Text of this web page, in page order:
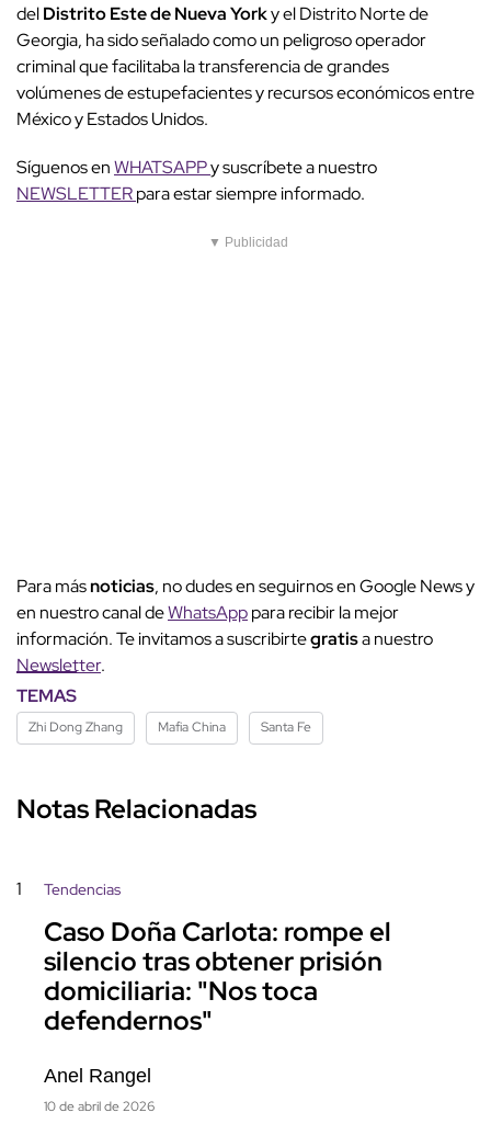
delDistrito Este de Nueva Yorky el Distrito Norte de
Georgia, ha sido señalado como un peligroso operador
criminal que facilitaba la transferencia de grandes
volúmenes de estupefacientes y recursos económicos entre
México y Estados Unidos.
Síguenos enWHATSAPPy suscríbete a nuestro
NEWSLETTERpara estar siempre informado.
▼ Publicidad
Para másnoticias, no dudes en seguirnos en Google News y
en nuestro canal deWhatsApppara recibir la mejor
información. Te invitamos a suscribirtegratisa nuestro
Newsletter.
TEMAS
Zhi Dong Zhang Mafia China Santa Fe
Notas Relacionadas
1 Tendencias
Caso Doña Carlota: rompe el
silencio tras obtener prisión
domiciliaria: "Nos toca
defendernos"
Anel Rangel
10 de abril de 2026